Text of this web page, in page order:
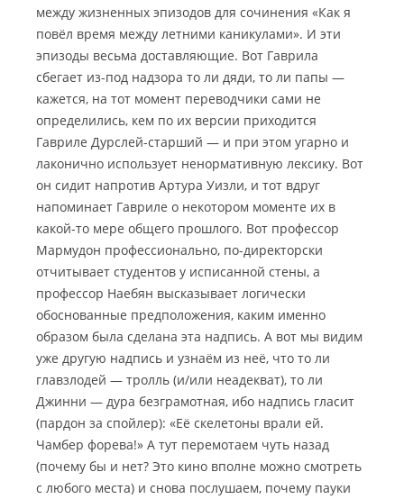
между жизненных эпизодов для сочинения «Как я
повёл время между летними каникулами». И эти
эпизоды весьма доставляющие. Вот Гаврила
сбегает из-под надзора то ли дяди, то ли папы —
кажется, на тот момент переводчики сами не
определились, кем по их версии приходится
Гавриле Дурслей-старший — и при этом угарно и
лаконично использует ненормативную лексику. Вот
он сидит напротив Артура Уизли, и тот вдруг
напоминает Гавриле о некотором моменте их в
какой-то мере общего прошлого. Вот профессор
Мармудон профессионально, по-директорски
отчитывает студентов у исписанной стены, а
профессор Наебян высказывает логически
обоснованные предположения, каким именно
образом была сделана эта надпись. А вот мы видим
уже другую надпись и узнаём из неё, что то ли
главзлодей — тролль (и/или неадекват), то ли
Джинни — дура безграмотная, ибо надпись гласит
(пардон за спойлер): «Её скелетоны врали ей.
Чамбер форева!» А тут перемотаем чуть назад
(почему бы и нет? Это кино вполне можно смотреть
с любого места) и снова послушаем, почему пауки